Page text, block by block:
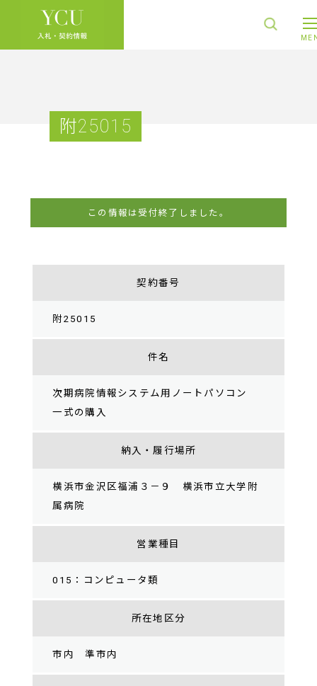
附25015
この情報は受付終了しました。
契約番号
附25015
件名
次期病院情報システム用ノートパソコン
一式の購入
納入・履行場所
横浜市金沢区福浦３－９ 横浜市立大学附
属病院
営業種目
015：コンピュータ類
所在地区分
市内 準市内